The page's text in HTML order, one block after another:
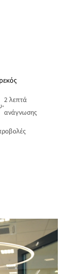
•
2 λεπτά
ανάγνωσης